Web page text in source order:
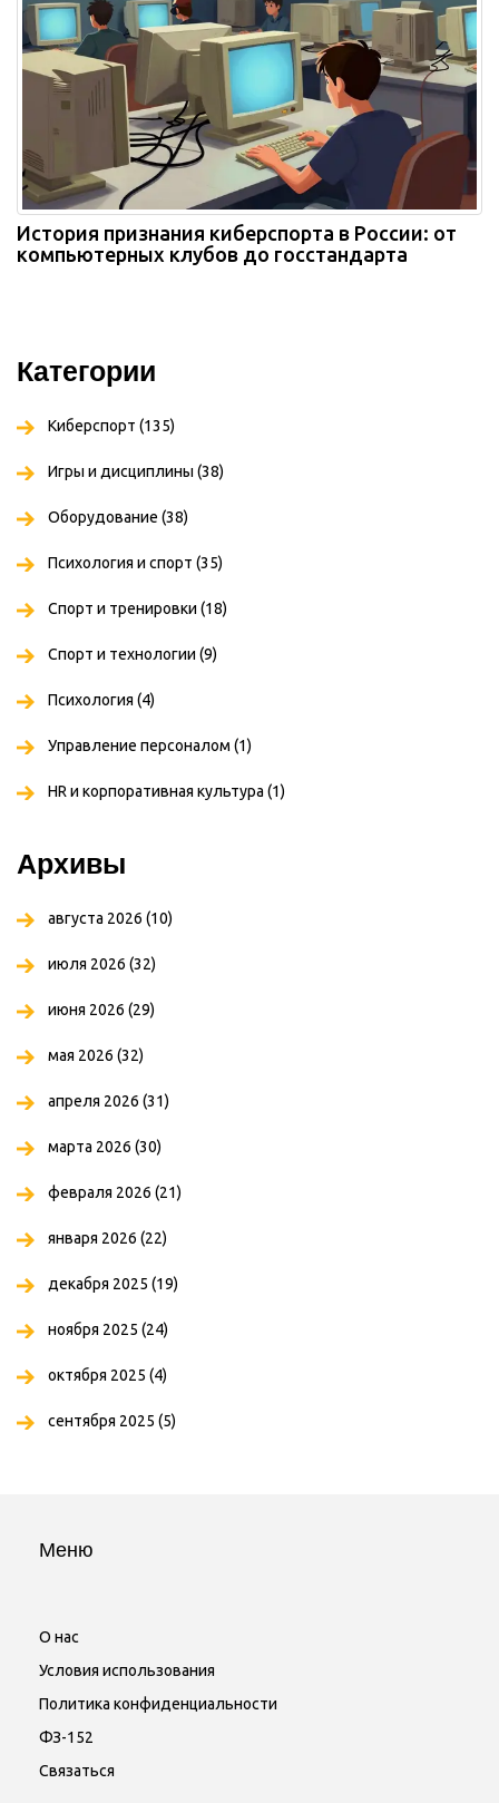
История признания киберспорта в России: от
компьютерных клубов до госстандарта
Категории
Киберспорт (135)
Игры и дисциплины (38)
Оборудование (38)
Психология и спорт (35)
Спорт и тренировки (18)
Спорт и технологии (9)
Психология (4)
Управление персоналом (1)
HR и корпоративная культура (1)
Архивы
августа 2026 (10)
июля 2026 (32)
июня 2026 (29)
мая 2026 (32)
апреля 2026 (31)
марта 2026 (30)
февраля 2026 (21)
января 2026 (22)
декабря 2025 (19)
ноября 2025 (24)
октября 2025 (4)
сентября 2025 (5)
Меню
О нас
Условия использования
Политика конфиденциальности
ФЗ-152
Связаться